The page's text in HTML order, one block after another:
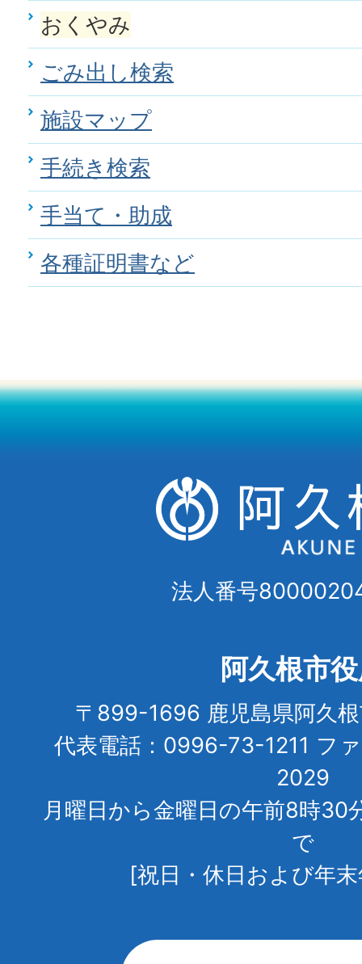
おくやみ
ごみ出し検索
施設マップ
手続き検索
手当て・助成
各種証明書など
法人番号
阿久根市
〒899-1696 鹿児島県阿久
代表電話：0996-73-1211 フ
2029
月曜日から金曜日の午前8時30
で
[祝日・休日および年